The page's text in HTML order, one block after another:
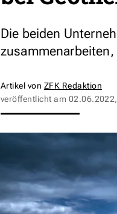
Die beiden
Artikel von ZFK Redaktion
veröffentlicht am